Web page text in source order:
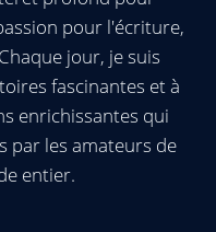
pour l'écriture,
jour, je suis
fascinantes et à
enrichissantes qui
par les amateurs de
entier.